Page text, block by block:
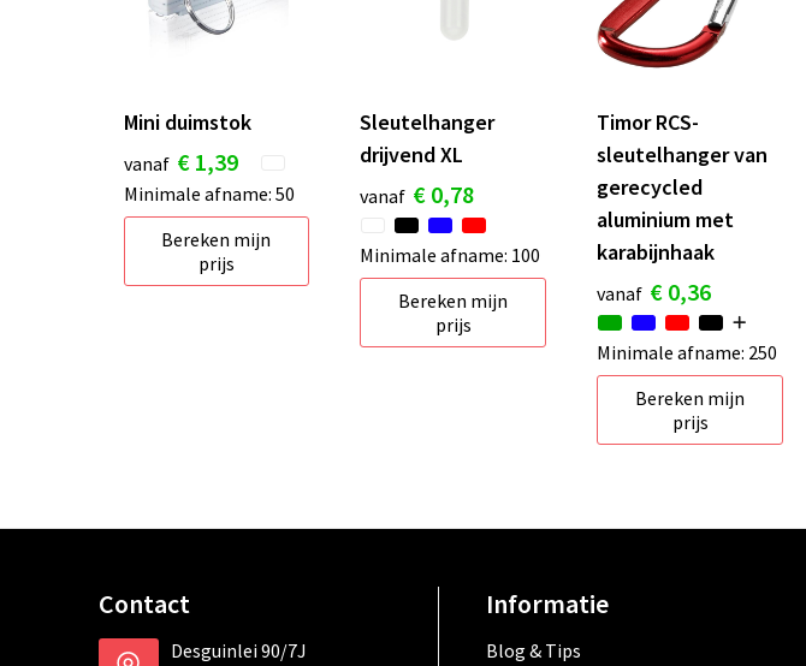
Mini duimstok
vanaf € 1,39
Minimale afname: 50
Bereken mijn
prijs
Sleutelhanger
drijvend XL
vanaf € 0,78
Minimale afname: 100
Bereken mijn
prijs
Timor RCS-
sleutelhanger van
gerecycled
aluminium met
karabijnhaak
vanaf € 0,36
Minimale afname: 250
Bereken mijn
prijs
Contact
Desguinlei 90/7J
Informatie
Blog & Tips